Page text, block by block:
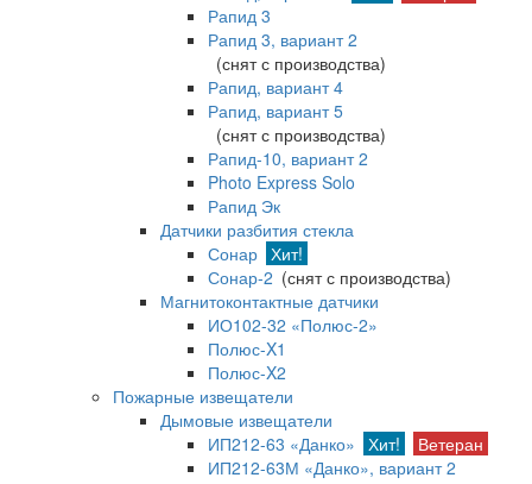
Рапид 3
Рапид 3, вариант 2
(снят с производства)
Рапид, вариант 4
Рапид, вариант 5
(снят с производства)
Рапид-10, вариант 2
Photo Express Solo
Рапид Эк
Датчики разбития стекла
Сонар Хит!
Сонар-2 (снят с производства)
Магнитоконтактные датчики
ИО102-32 «Полюс-2»
Полюс-X1
Полюс-X2
Пожарные извещатели
Дымовые извещатели
ИП212-63 «Данко» Хит!
Ветеран
ИП212-63М «Данко», вариант 2